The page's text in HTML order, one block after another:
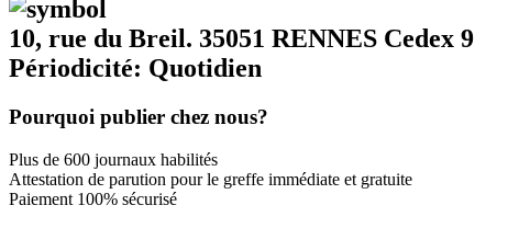
10, rue du Breil. 35051 RENNES Cedex 9
Périodicité: Quotidien
Pourquoi publier chez nous?
Plus de 600 journaux habilités
Attestation de parution pour le greffe immédiate et gratuite
Paiement 100% sécurisé